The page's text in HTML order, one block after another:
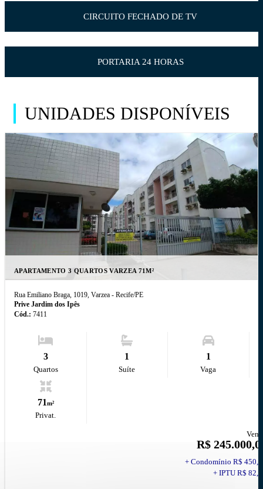
CIRCUITO FECHADO DE TV
PORTARIA 24 HORAS
UNIDADES DISPONÍVEIS
APARTAMENTO 3 QUARTOS VARZEA 71M²
Rua Emiliano Braga, 1019, Varzea - Recife/PE
Prive Jardim dos Ipês
Cód.: 7411
3
Quartos
1
Suíte
1
Vaga
71m²
Privat.
R$
+ Condomínio R$
+ IPTU R$